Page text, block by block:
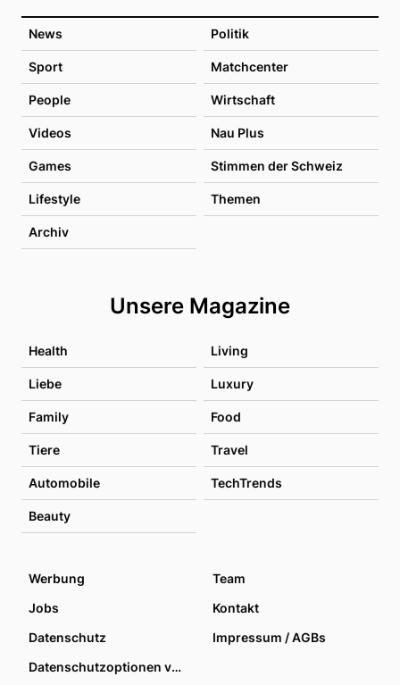
News Politik
Sport Matchcenter
People Wirtschaft
Videos Nau Plus
Games Stimmen der Schweiz
Lifestyle Themen
Archiv
Unsere Magazine
Health Living
Liebe Luxury
Family Food
Tiere Travel
Automobile TechTrends
Beauty
Werbung
Team
Jobs
Kontakt
Datenschutz
Impressum / AGBs
Datenschutzoptionen verwalten